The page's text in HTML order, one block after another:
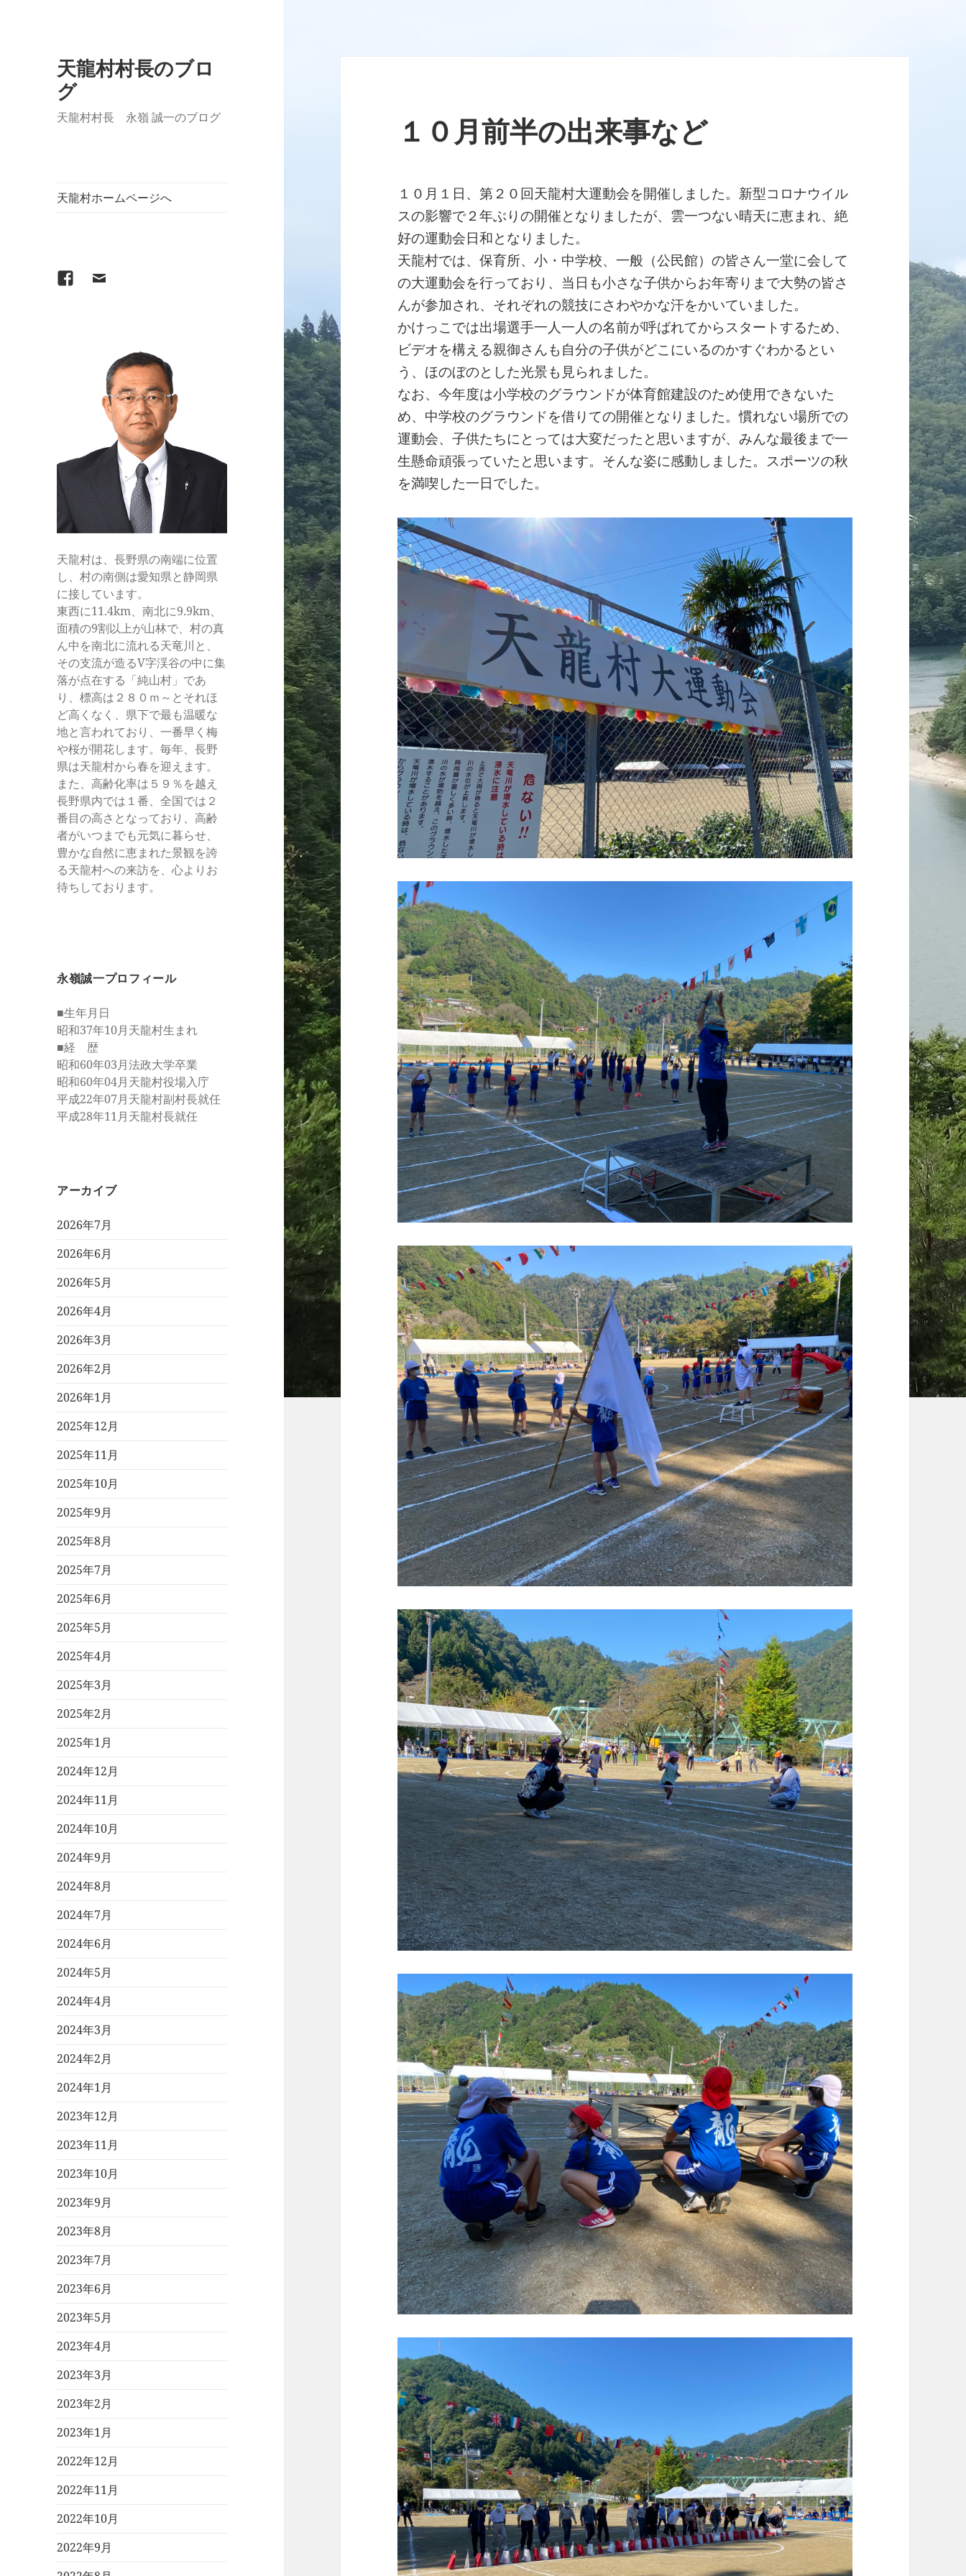
天龍村村長のブロ
グ
天龍村村長 永嶺 誠一のブログ
天龍村ホームページへ
Facebook
メ
天龍村は、長野県の南端に位置
し、村の南側は愛知県と静岡県
に接しています。
東西に11.4km、南北に9.9km、
面積の9割以上が山林で、村の真
ん中を南北に流れる天竜川と、
その支流が造るV字渓谷の中に集
落が点在する「純山村」であ
り、標高は２８０ｍ～とそれほ
ど高くなく、県下で最も温暖な
地と言われており、一番早く梅
や桜が開花します。毎年、長野
県は天龍村から春を迎えます。
また、高齢化率は５９％を越え
長野県内では１番、全国では２
番目の高さとなっており、高齢
者がいつまでも元気に暮らせ、
豊かな自然に恵まれた景観を誇
る天龍村への来訪を、心よりお
待ちしております。
永嶺誠一プロフィール
■生年月日
昭和37年10月天龍村生まれ
■経 歴
昭和60年03月法政大学卒業
昭和60年04月天龍村役場入庁
平成22年07月天龍村副村長就任
平成28年11月天龍村長就任
アーカイブ
2026年7月
2026年6月
2026年5月
2026年4月
2026年3月
2026年2月
2026年1月
2025年12月
2025年11月
2025年10月
2025年9月
2025年8月
2025年7月
2025年6月
2025年5月
2025年4月
2025年3月
2025年2月
2025年1月
2024年12月
2024年11月
2024年10月
2024年9月
2024年8月
2024年7月
2024年6月
2024年5月
2024年4月
2024年3月
2024年2月
2024年1月
2023年12月
2023年11月
2023年10月
2023年9月
2023年8月
2023年7月
2023年6月
2023年5月
2023年4月
2023年3月
2023年2月
2023年1月
2022年12月
2022年11月
2022年10月
2022年9月
１０月前半の出来事など
１０月１日、第２０回天龍村大運動会を開催しました。新型コロナウイル
スの影響で２年ぶりの開催となりましたが、雲一つない晴天に恵まれ、絶
好の運動会日和となりました。
天龍村では、保育所、小・中学校、一般（公民館）の皆さん一堂に会して
の大運動会を行っており、当日も小さな子供からお年寄りまで大勢の皆さ
んが参加され、それぞれの競技にさわやかな汗をかいていました。
かけっこでは出場選手一人一人の名前が呼ばれてからスタートするため、
ビデオを構える親御さんも自分の子供がどこにいるのかすぐわかるとい
う、ほのぼのとした光景も見られました。
なお、今年度は小学校のグラウンドが体育館建設のため使用できないた
め、中学校のグラウンドを借りての開催となりました。慣れない場所での
運動会、子供たちにとっては大変だったと思いますが、みんな最後まで一
生懸命頑張っていたと思います。そんな姿に感動しました。スポーツの秋
を満喫した一日でした。